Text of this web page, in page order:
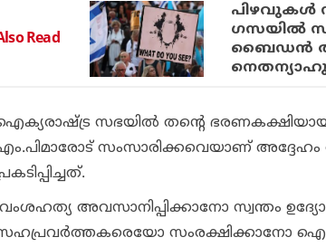
Read
പിഴവുകൾ
ഗസയിൽ
ബൈഡൻ
സഭയിൽ തന്റെ ഭരണകക്ഷിയായ
സംസാരിക്കവെയാണ് അദ്ദേഹം
അവസാനിപ്പിക്കാനോ സ്വന്തം
സംരക്ഷിക്കാനോ